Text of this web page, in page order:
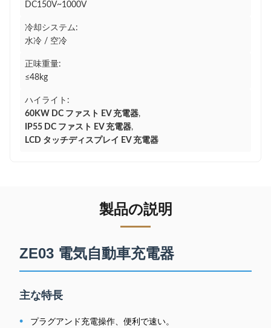
DC150V~1000V
冷却システム:
水冷 / 空冷
正味重量:
≤48kg
ハイライト:
60KW DC ファスト EV 充電器,
IP55 DC ファスト EV 充電器,
LCD タッチディスプレイ EV 充電器
製品の説明
ZE03 電気自動車充電器
主な特長
• プラグアンド充電操作、便利で速い。